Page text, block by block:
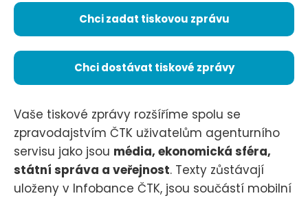
Chci zadat tiskovou zprávu
Chci dostávat tiskové zprávy
Vaše tiskové zprávy rozšíříme spolu se
zpravodajstvím ČTK uživatelům agenturního
servisu jako jsou média, ekonomická sféra,
státní správa a veřejnost. Texty zůstávají
uloženy v Infobance ČTK, jsou součástí mobilní